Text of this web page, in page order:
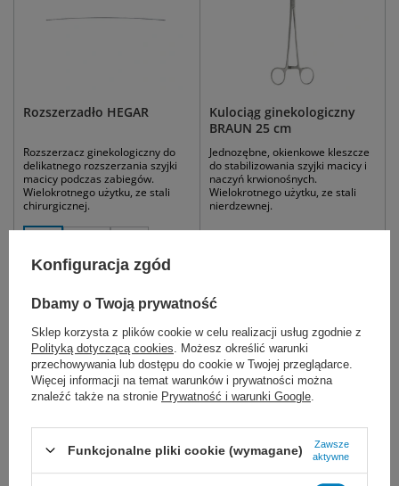
Rozszerzadło HEGAR
Rozszerzacz ginekologiczny do
delikatnego rozszerzania szyjki
macicy podczas zabiegów.
Wielokrotnego użytku, ze stali
chirurgicznej.
2,5 mm
więcej
Dostępny
WYBIERZ WARIANT
Kulociąg ginekologiczny
BRAUN 25 cm
Jednozębne, okienkowe kleszcze
do stabilizowania szyjki macicy i
naczyń krwionośnych.
Wielokrotnego użytku, ze stali
nierdzewnej.
DO KOSZYKA
Konfiguracja zgód
Dbamy o Twoją prywatność
Sklep korzysta z plików cookie w celu realizacji usług zgodnie z
Polityką dotyczącą cookies . Możesz określić warunki
przechowywania lub dostępu do cookie w Twojej przeglądarce.
Więcej informacji na temat warunków i prywatności można
znaleźć także na stronie Prywatność i warunki Google
Funkcjonalne pliki cookie (wymagane)
Zawsze
aktywne